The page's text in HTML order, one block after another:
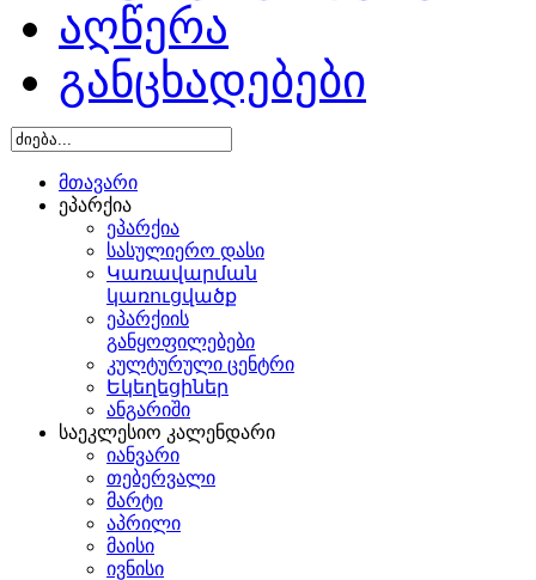
აღწერა
განცხადებები
მთავარი
ეპარქია
ეპარქია
სასულიერო დასი
Կառավարման
կառուցվածք
ეპარქიის
განყოფილებები
კულტურული ცენტრი
Եկեղեցիներ
ანგარიში
საეკლესიო კალენდარი
იანვარი
თებერვალი
მარტი
აპრილი
მაისი
ივნისი